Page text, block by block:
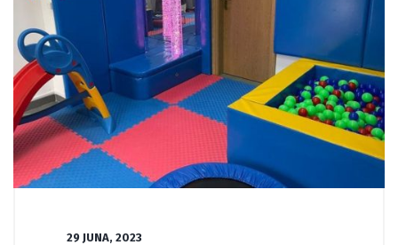
29 JUNA, 2023